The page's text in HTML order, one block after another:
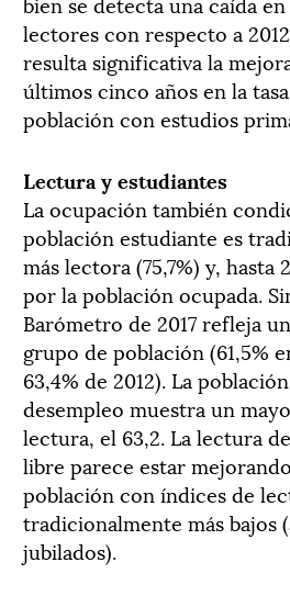
lectores con respecto a
resulta significativa la
últimos cinco años en la
población con estudios
Lectura y estudiantes
La ocupación también
población estudiante es
más lectora (75,7%) y, hasta
por la población ocupada.
Barómetro de 2017 refleja
grupo de población (61,5%
63,4% de 2012). La
desempleo muestra un
lectura, el 63,2. La lectura
libre parece estar
población con índices de
tradicionalmente más bajos
jubilados).